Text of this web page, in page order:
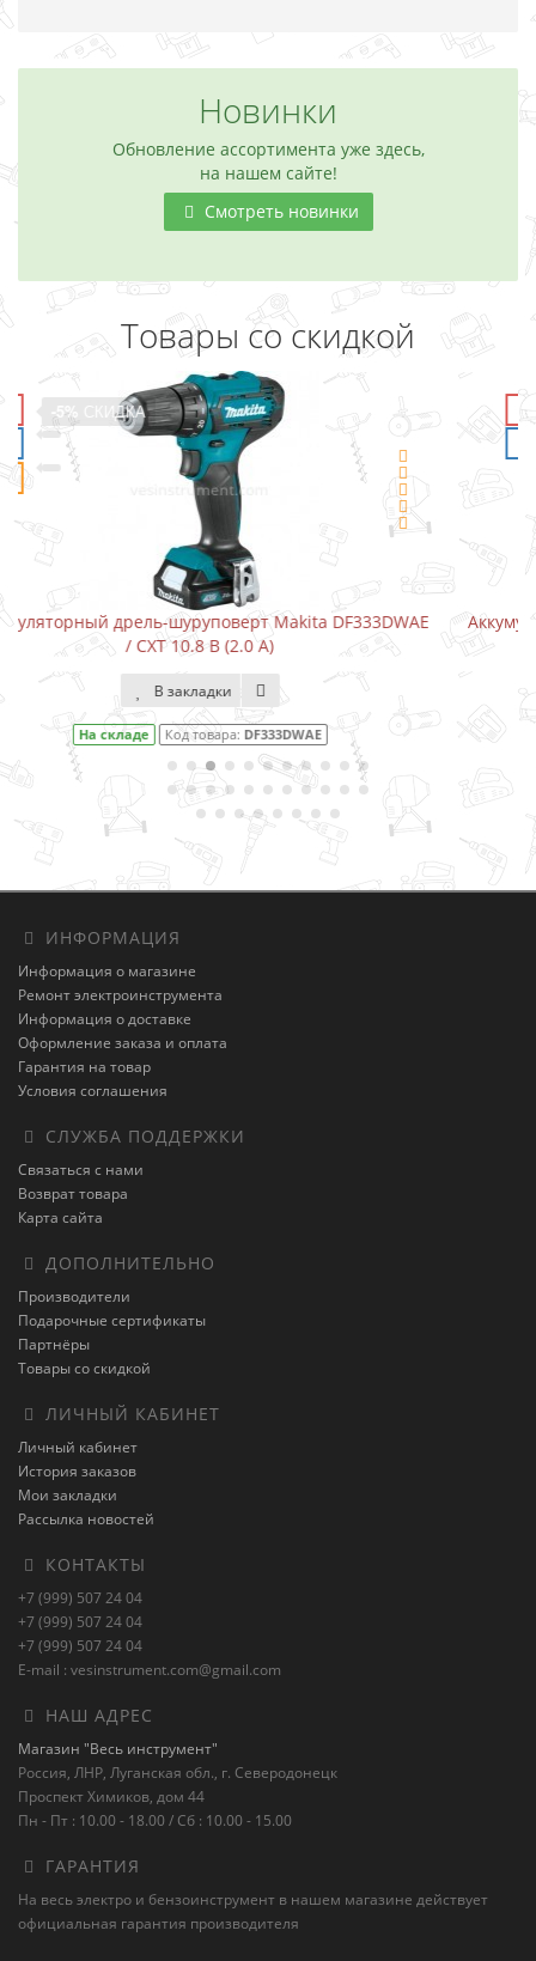
Новинки
Обновление ассортимента уже здесь,
на нашем сайте!
Смотреть новинки
Товары со скидкой
-5%СКИДКА
Аккумуляторный шуруповерт-отвертка Makita
В закладки
На складе Код товара: DF001DW
ИНФОРМАЦИЯ
Информация о магазине
Ремонт электроинструмента
Информация о доставке
Оформление заказа и оплата
Гарантия на товар
Условия соглашения
СЛУЖБА ПОДДЕРЖКИ
Связаться с нами
Возврат товара
Карта сайта
ДОПОЛНИТЕЛЬНО
Производители
Подарочные сертификаты
Партнёры
Товары со скидкой
ЛИЧНЫЙ КАБИНЕТ
Личный кабинет
История заказов
Мои закладки
Рассылка новостей
КОНТАКТЫ
+7 (999) 507 24 04
+7 (999) 507 24 04
+7 (999) 507 24 04
E-mail : vesinstrument.com@gmail.com
НАШ АДРЕС
Магазин "Весь инструмент"
Россия, ЛНР, Луганская обл., г. Северодонецк
Проспект Химиков, дом 44
Пн - Пт : 10.00 - 18.00 / Сб : 10.00 - 15.00
ГАРАНТИЯ
На весь электро и бензоинструмент в нашем магазине действует
официальная гарантия производителя